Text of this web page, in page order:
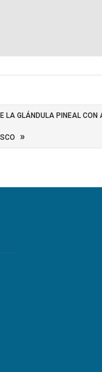
LA GLÁNDULA PINEAL CON
»